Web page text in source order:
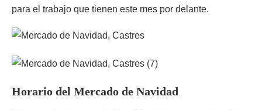
para el trabajo que tienen este mes por delante.
Horario del Mercado de Navidad